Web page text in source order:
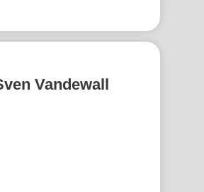
Vandewall